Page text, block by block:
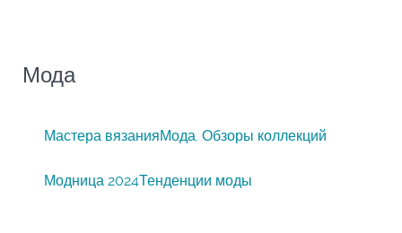
Мода
Мастера вязанияМода. Обзоры коллекций
Модница 2024Тенденции моды